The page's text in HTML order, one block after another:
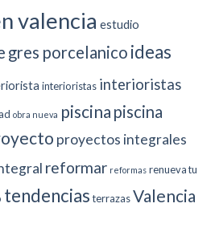
valencia estudio
gres porcelanico ideas
interioristas interioristas
obra nueva piscina piscina
proyectos integrales
reformar reformas renueva tu
tendencias terrazasValencia